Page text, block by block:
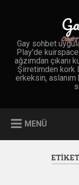
Gay sohbet
Play'de
ağzımdan çıkanı
Şirretimden kork
erkeksin,
MENÜ